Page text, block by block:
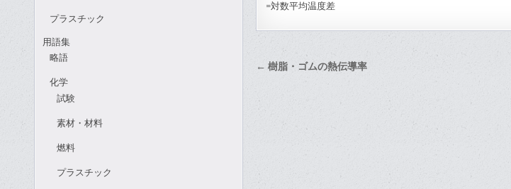
プラスチック
用語集
略語
化学
試験
素材・材料
燃料
プラスチック
=対数平均温度差
投
← 樹脂・ゴムの熱伝導率